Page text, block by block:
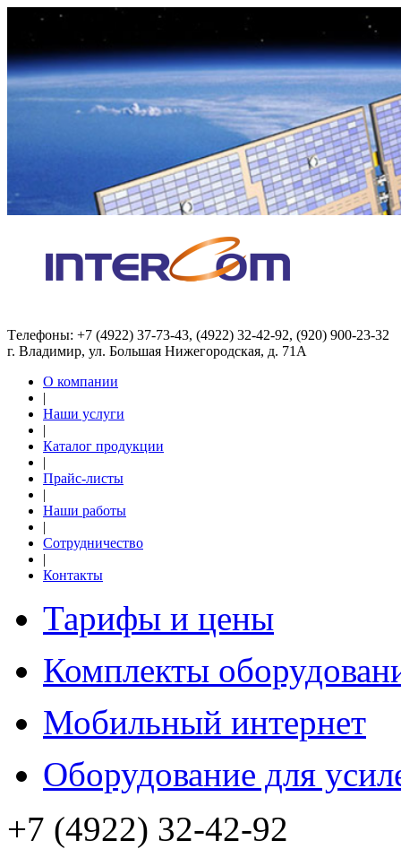
Tелефоны: +7 (4922) 37-73-43, (4922) 32-42-92, (920) 900-23-32
г. Владимир, ул. Большая Нижегородская, д. 71А
О компании
|
Наши услуги
|
Каталог продукции
|
Прайс-листы
|
Наши работы
|
Сотрудничество
|
Контакты
Тарифы и цены
Комплекты
Мобильный интернет
Оборудование для
+7 (4922) 32-42-92